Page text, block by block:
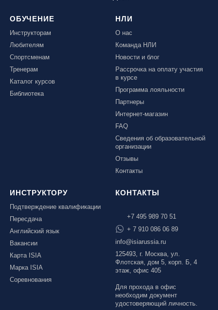
ОБУЧЕНИЕ
Инструкторам
Любителям
Спортсменам
Тренерам
Каталог курсов
Библиотека
НЛИ
О нас
Команда НЛИ
Новости и блог
Рассрочка на оплату участия
в курсе
Программа лояльности
Партнеры
Интернет-магазин
FAQ
Сведения об образовательной
организации
Отзывы
Контакты
ИНСТРУКТОРУ
Подтверждение квалификации
Пересдача
Английский язык
Вакансии
Карта ISIA
Марка ISIA
Соревнования
КОНТАКТЫ
+7 495 989 70 51
+ 7 910 086 06 89
info@isiarussia.ru
125493, г. Москва, ул.
Флотская, дом 5, корп. Б, 4
этаж, офис 405
Для прохода в офис
необходим документ
удостоверяющий личность.